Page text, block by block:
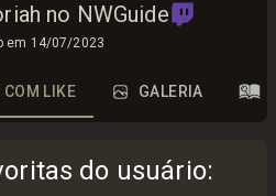
no NWGuide
em 14/07/2023
COM LIKE GALERIA
do usuário: